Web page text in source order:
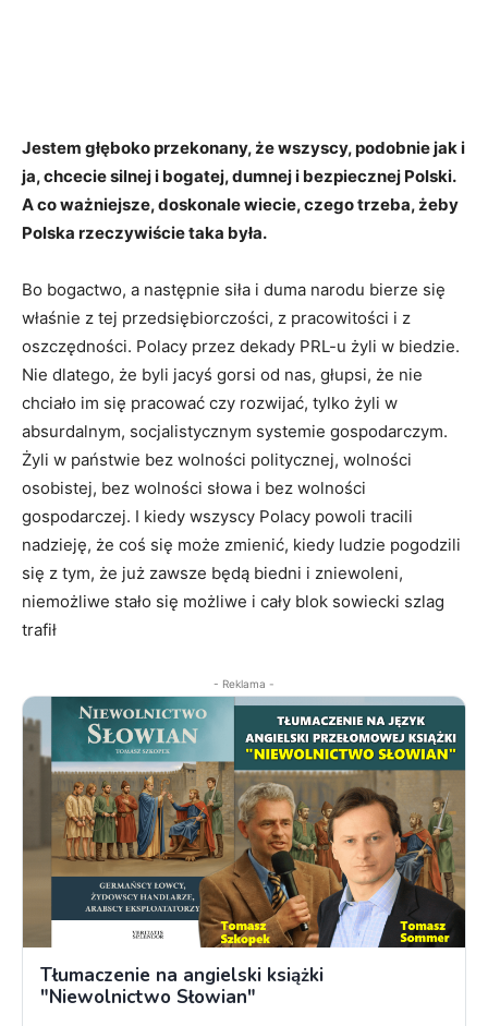
Jestem głęboko przekonany, że wszyscy, podobnie jak i
ja, chcecie silnej i bogatej, dumnej i bezpiecznej Polski.
A co ważniejsze, doskonale wiecie, czego trzeba, żeby
Polska rzeczywiście taka była.
Bo bogactwo, a następnie siła i duma narodu bierze się
właśnie z tej przedsiębiorczości, z pracowitości i z
oszczędności. Polacy przez dekady PRL-u żyli w biedzie.
Nie dlatego, że byli jacyś gorsi od nas, głupsi, że nie
chciało im się pracować czy rozwijać, tylko żyli w
absurdalnym, socjalistycznym systemie gospodarczym.
Żyli w państwie bez wolności politycznej, wolności
osobistej, bez wolności słowa i bez wolności
gospodarczej. I kiedy wszyscy Polacy powoli tracili
nadzieję, że coś się może zmienić, kiedy ludzie pogodzili
się z tym, że już zawsze będą biedni i zniewoleni,
niemożliwe stało się możliwe i cały blok sowiecki szlag
trafił
- Reklama -